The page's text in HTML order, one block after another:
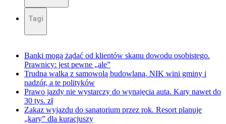
Tagi
Banki mogą żądać od klientów skanu dowodu osobistego.
Prawnicy: jest pewne „ale”
Trudna walka z samowolą budowlaną. NIK wini gminy i
nadzór, a te polityków
Prawo jazdy nie wystarczy do wynajęcia auta. Kary nawet do
30 tys. zł
Zakaz wyjazdu do sanatorium przez rok. Resort planuje
„kary” dla kuracjuszy